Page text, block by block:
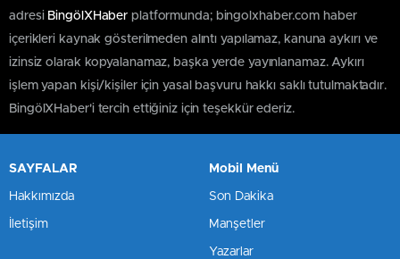
adresi BingölXHaberplatformunda; bingolxhaber.com haber
içerikleri kaynak gösterilmeden alıntı yapılamaz, kanuna aykırı ve
izinsiz olarak kopyalanamaz, başka yerde yayınlanamaz. Aykırı
işlem yapan kişi/kişiler için yasal başvuru hakkı saklı tutulmaktadır.
BingölXHaber'i tercih ettiğiniz için teşekkür ederiz.
SAYFALAR
Hakkımızda
İletişim
Mobil Menü
Son Dakika
Manşetler
Yazarlar